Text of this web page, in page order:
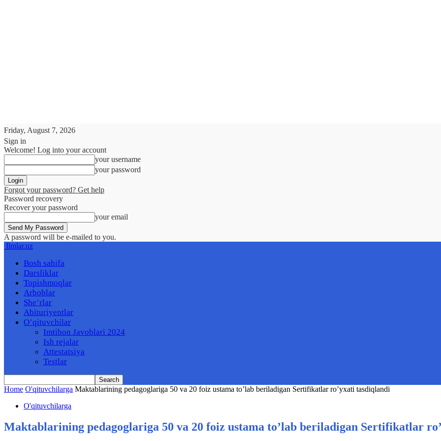
Friday, August 7, 2026
Sign in
Welcome! Log into your account
your username
your password
Forgot your password? Get help
Password recovery
Recover your password
your email
A password will be e-mailed to you.
Ilmlar.uz
Bosh sahifa
Darsliklar
Topishmoqlar
Arboblar
She’rlar
Abituriyentlar
O’qituvchilar
Imtihon Javoblari 2024
Ish rejalar
Attestatsiya
Testlar
Home O'qituvchilarga Maktablarining pedagoglariga 50 va 20 foiz ustama to’lab beriladigan Sertifikatlar ro’yxati tasdiqlandi
O'qituvchilarga
Maktablarining pedagoglariga 50 va 20 foiz ustama to’lab beriladigan Sertifikatlar